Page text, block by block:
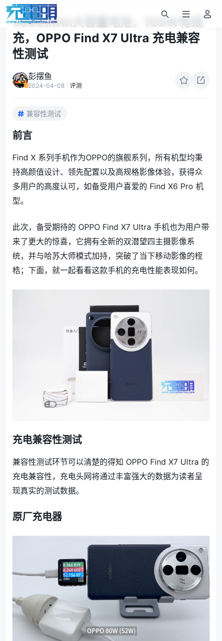
5000mAh大容量电池，100W有线
充，OPPO Find X7 Ultra 充电兼容
性测试
彭摆鱼
2024-04-08 · 评测
兼容性测试
前言
Find X 系列手机作为OPPO的旗舰系列，所有机型均秉
持高颜值设计、领先配置以及高规格影像体验，获得众
多用户的高度认可，如备受用户喜爱的 Find X6 Pro 机
型。
此次，备受期待的 OPPO Find X7 Ultra 手机也为用户带
来了更大的惊喜，它拥有全新的双潜望四主摄影像系
统，并与哈苏大师模式加持，突破了当下移动影像的桎
梏；下面，就一起看看这款手机的充电性能表现如何。
充电兼容性测试
兼容性测试环节可以清楚的得知 OPPO Find X7 Ultra 的
充电兼容性，充电头网将通过丰富强大的数据为读者呈
现真实的测试数据。
原厂充电器